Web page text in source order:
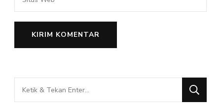
Mencari
Sesuatu?